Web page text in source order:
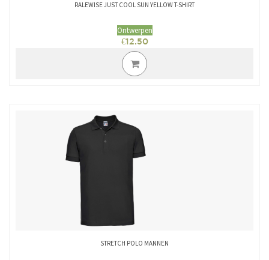
RALEWISE JUST COOL SUN YELLOW T-SHIRT
Ontwerpen
€12.50
STRETCH POLO MANNEN